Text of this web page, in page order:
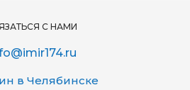
С НАМИ
в Челябинске